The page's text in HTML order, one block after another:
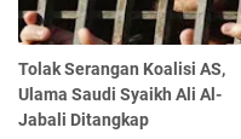
Tolak Serangan Koalisi AS,
Ulama Saudi Syaikh Ali Al-
Jabali Ditangkap